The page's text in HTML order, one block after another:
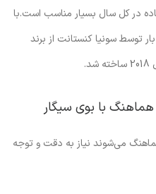
در کل سال بسیار مناسب است.با
توسط سونیا کنستانت از برند
هماهنگ با بوی سیگار
می‌شوند نیاز به دقت و توجه